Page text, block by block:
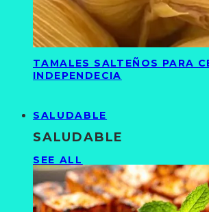
TAMALES SALTEÑOS PARA
INDEPENDECIA
SALUDABLE
SALUDABLE
SEE ALL